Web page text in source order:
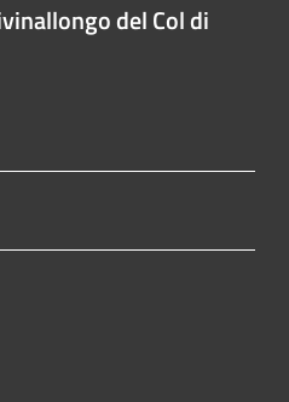
del Col di